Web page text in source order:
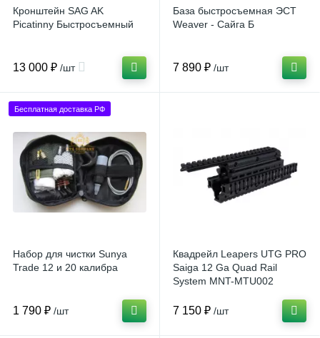
Кронштейн SAG AK
Picatinny Быстросъемный
13 000 ₽ /шт
База быстросъемная ЭСТ
Weaver - Сайга Б
7 890 ₽ /шт
Бесплатная доставка РФ
Набор для чистки Sunya
Trade 12 и 20 калибра
1 790 ₽ /шт
Квадрейл Leapers UTG PRO
Saiga 12 Ga Quad Rail
System MNT-MTU002
7 150 ₽ /шт